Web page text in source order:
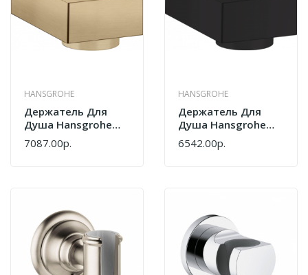
HANSGROHE
Держатель Для
Душа Hansgrohe
Porter E 28387140
Шлифованная
7087.00р.
HANSGROHE
Держатель Для
Душа Hansgrohe
Porter E 28387670
Черный Матовый
6542.00р.